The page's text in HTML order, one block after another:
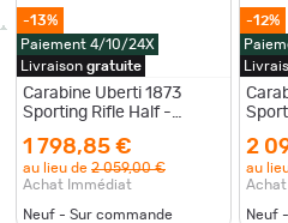
-13%
Paiement 4/10/24X
Livraison gratuite
Carabine Uberti 1873
Sporting Rifle Half -
1 798,85 €
au lieu de 2 059,00 €
Achat Immédiat
Neuf - Sur commande
-12%
2
au
Neuf